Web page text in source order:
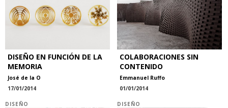
DISEÑO EN FUNCIÓN DE LA
MEMORIA
José de la O
17/01/2014
COLABORACIONES SIN
CONTENIDO
Emmanuel Ruffo
01/01/2014
DISEÑO DISEÑO